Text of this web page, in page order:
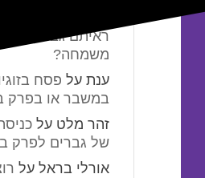
ראיתם גבר קופץ
משמחה?
ענת על פסח
במשבר או בפרק
זהר מלט על
של גברים לפרק ב
אורלי בראל על